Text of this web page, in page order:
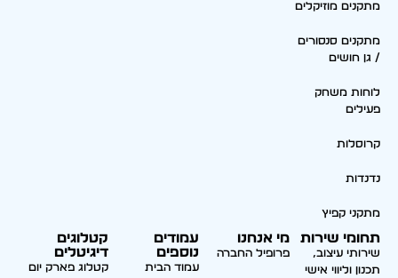
מתקנים מוזיקלים
מתקנים סנסורים
/ גן חושים
לוחות משחק
פעילים
קרוסלות
נדנדות
מתקני קפיץ
תחומי שירות
שירותי עיצוב,
תכנון וליווי אישי
מי אנחנו
פרופיל החברה
עמודים
נוספים
עמוד הבית
קטלוגים
דיגיטלים
קטלוג פארק יום